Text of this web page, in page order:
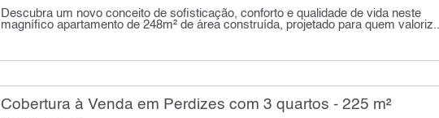
Descubra um novo conceito de sofisticação, conforto e qualidade de vida neste
magnífico apartamento de 248m² de área construída, projetado para quem valoriz...
Cobertura à Venda em Perdizes com 3 quartos - 225 m²